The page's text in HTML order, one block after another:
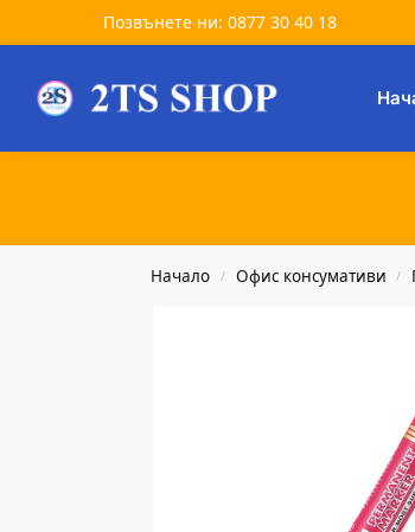
Позвънете ни: 0877 30 40 18
Търсене
Начало / Офис консумативи /